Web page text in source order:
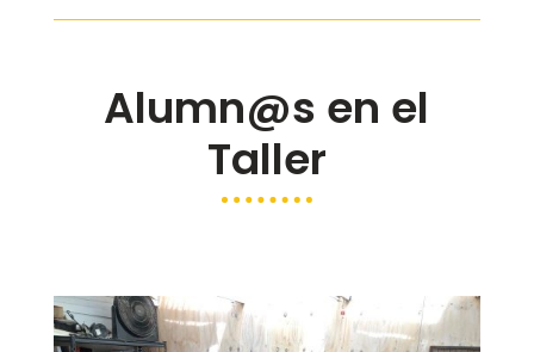
Alumn@s en el
Taller